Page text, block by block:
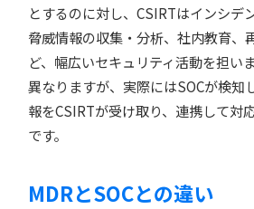
とするのに対し、CSIRTはインシデ
脅威情報の収集・分析、社内教育、
ど、幅広いセキュリティ活動を担い
異なりますが、実際にはSOCが検知
報をCSIRTが受け取り、連携して対
です。
MDRとSOCとの違い